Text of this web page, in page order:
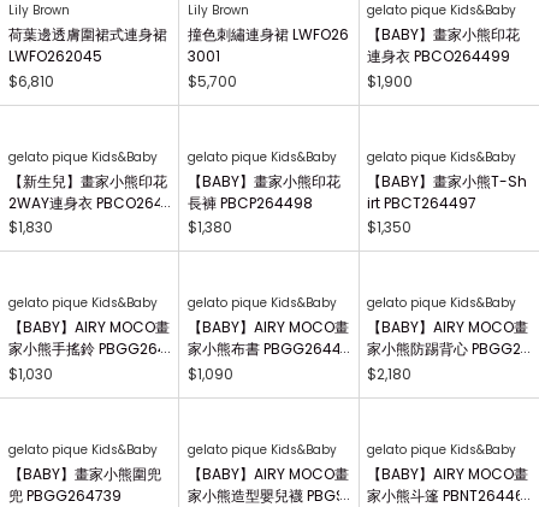
Lily Brown
荷葉邊透膚圍裙式連身裙
$6,810
Lily Brown
撞色刺繡連身裙 LWFO26
$5,700
gelato pique Kids&Baby
【BABY】畫家小熊印花
連身衣 PBCO264499
$1,900
gelato pique Kids&Baby
【新生兒】畫家小熊印花
738
$1,830
gelato pique Kids&Baby
【BABY】畫家小熊印花
$1,380
gelato pique Kids&Baby
【BABY】畫家小熊T-Sh
$1,350